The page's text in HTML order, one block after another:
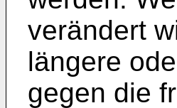
verändert
längere
gegen die